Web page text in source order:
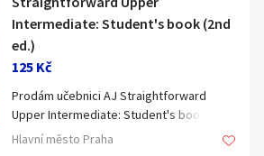
Intermediate: Student's book (2nd
ed.)
125 Kč
Prodám učebnici AJ Straightforward
Upper Intermediate: Student's book (2nd
edition).
Hlavní město Praha